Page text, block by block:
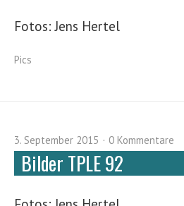
Fotos: Jens Hertel
Pics
3. September 2015 0 Kommentare
Bilder TPLE 92